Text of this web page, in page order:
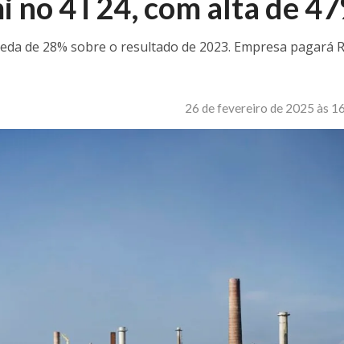
de 28% sobre o resultado de 2023. Empresa pagará
26 de fevereiro de 2025 às